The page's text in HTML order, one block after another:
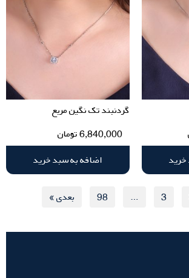
گردنبند تک نگین مربع
6,840,000تومان
اضافه به سبد خرید
3
…
98 بعدی »